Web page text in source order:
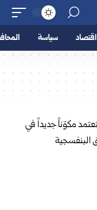
اقتصاد سياسة